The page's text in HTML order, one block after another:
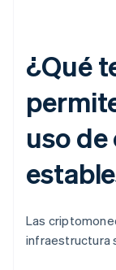
¿Qué
uso
Las
infraestructura